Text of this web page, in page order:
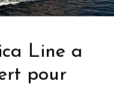
Line a
pour